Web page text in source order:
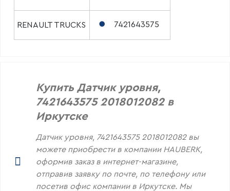
RENAULT TRUCKS 7421643575
Купить Датчик уровня,
7421643575 2018012082 в
Иркутске
Датчик уровня, 7421643575 2018012082 вы
можете приобрести в компании HAUBERK,
оформив заказ в интернет-магазине,
отправив заявку по почте, по телефону или
посетив офис компании в Иркутске. Мы